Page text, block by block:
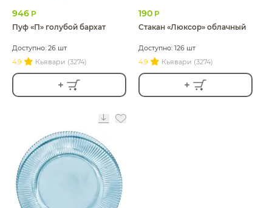
946 Р
Пуф «П» голубой бархат
Доступно: 26 шт
4.9
Кьявари (3274)
190 Р
Стакан «Люксор» облачный
Доступно: 126 шт
4.9
Кьявари (3274)